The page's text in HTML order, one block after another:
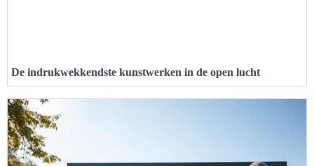
De indrukwekkendste kunstwerken in de open lucht